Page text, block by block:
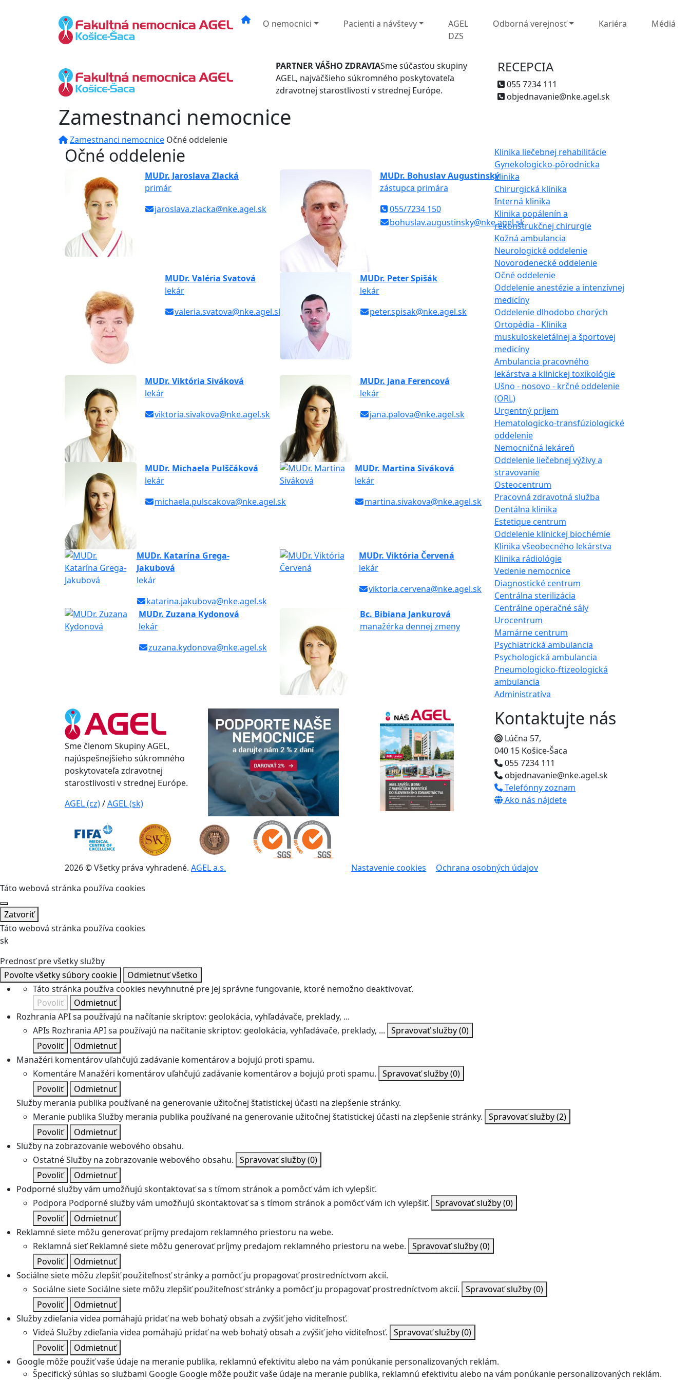
O nemocnici Pacienti a návštevy
AGEL
DZS
Odborná verejnosť Kariéra Médiá
PARTNER VÁŠHO ZDRAVIASme súčasťou skupiny
AGEL, najväčšieho súkromného poskytovateľa
zdravotnej starostlivosti v strednej Európe.
RECEPCIA
055 7234 111
objednavanie@nke.agel.sk
Zamestnanci nemocnice
Zamestnanci nemocnice Očné oddelenie
Očné oddelenie
MUDr. Jaroslava Zlacká
primár
jaroslava.zlacka@nke.agel.sk
MUDr. Bohuslav Augustinský
zástupca primára
055/7234 150
bohuslav.augustinsky@nke.agel.sk
MUDr. Valéria Svatová
lekár
valeria.svatova@nke.agel.sk
MUDr. Peter Spišák
lekár
peter.spisak@nke.agel.sk
MUDr. Viktória Siváková
lekár
viktoria.sivakova@nke.agel.sk
MUDr. Jana Ferencová
lekár
jana.palova@nke.agel.sk
MUDr. Michaela Pulščáková
lekár
michaela.pulscakova@nke.agel.sk
MUDr. Martina Siváková
lekár
martina.sivakova@nke.agel.sk
MUDr. Katarína Grega-
Jakubová
lekár
katarina.jakubova@nke.agel.sk
MUDr. Viktória Červená
lekár
viktoria.cervena@nke.agel.sk
MUDr. Zuzana Kydonová
lekár
zuzana.kydonova@nke.agel.sk
Bc. Bibiana Jankurová
manažérka dennej zmeny
Klinika liečebnej rehabilitácie
Gynekologicko-pôrodnícka
klinika
Chirurgická klinika
Interná klinika
Klinika popálenín a
rekonštrukčnej chirurgie
Kožná ambulancia
Neurologické oddelenie
Novorodenecké oddelenie
Očné oddelenie
Oddelenie anestézie a intenzívnej
medicíny
Oddelenie dlhodobo chorých
Ortopédia - Klinika
muskuloskeletálnej a športovej
medicíny
Ambulancia pracovného
lekárstva a klinickej toxikológie
Ušno - nosovo - krčné oddelenie
(ORL)
Urgentný príjem
Hematologicko-transfúziologické
oddelenie
Nemocničná lekáreň
Oddelenie liečebnej výživy a
stravovanie
Osteocentrum
Pracovná zdravotná služba
Dentálna klinika
Estetique centrum
Oddelenie klinickej biochémie
Klinika všeobecného lekárstva
Klinika rádiológie
Vedenie nemocnice
Diagnostické centrum
Centrálna sterilizácia
Centrálne operačné sály
Urocentrum
Mamárne centrum
Psychiatrická ambulancia
Psychologická ambulancia
Pneumologicko-ftizeologická
ambulancia
Administratíva
Sme členom Skupiny AGEL,
najúspešnejšieho súkromného
poskytovateľa zdravotnej
starostlivosti v strednej Európe.
AGEL (cz)/AGEL (sk)
Kontaktujte nás
Lúčna 57,
040 15 Košice-Šaca
055 7234 111
objednavanie@nke.agel.sk
Telefónny zoznam
Ako nás nájdete
2026 © Všetky práva vyhradené. AGEL a.s. Nastavenie cookies
Ochrana osobných údajov
Táto webová stránka používa cookies
Zatvoriť
Táto webová stránka používa cookies
sk
Prednosť pre všetky služby
Povoľte všetky súbory cookie
Odmietnuť všetko
Táto stránka používa cookies nevyhnutné pre jej správne fungovanie, ktoré nemožno deaktivovať.
Povoliť
Odmietnuť
Rozhrania API sa používajú na načítanie skriptov: geolokácia, vyhľadávače, preklady, ...
APIs Rozhrania API sa používajú na načítanie skriptov: geolokácia, vyhľadávače, preklady, ... Spravovať služby(0)
Povoliť
Odmietnuť
Manažéri komentárov uľahčujú zadávanie komentárov a bojujú proti spamu.
Komentáre Manažéri komentárov uľahčujú zadávanie komentárov a bojujú proti spamu. Spravovať služby(0)
Povoliť
Odmietnuť
Služby merania publika používané na generovanie užitočnej štatistickej účasti na zlepšenie stránky.
Meranie publika Služby merania publika používané na generovanie užitočnej štatistickej účasti na zlepšenie stránky. Spravovať služby(2)
Povoliť
Odmietnuť
Služby na zobrazovanie webového obsahu.
OstatnéSlužby na zobrazovanie webového obsahu. Spravovať služby(0)
Povoliť
Odmietnuť
Podporné služby vám umožňujú skontaktovať sa s tímom stránok a pomôcť vám ich vylepšiť.
Podpora Podporné služby vám umožňujú skontaktovať sa s tímom stránok a pomôcť vám ich vylepšiť. Spravovať služby(0)
Povoliť
Odmietnuť
Reklamné siete môžu generovať príjmy predajom reklamného priestoru na webe.
Reklamná sieť Reklamné siete môžu generovať príjmy predajom reklamného priestoru na webe. Spravovať služby(0)
Povoliť
Odmietnuť
Sociálne siete môžu zlepšiť použiteľnosť stránky a pomôcť ju propagovať prostredníctvom akcií.
Sociálne sieteSociálne siete môžu zlepšiť použiteľnosť stránky a pomôcť ju propagovať prostredníctvom akcií. Spravovať služby(0)
Povoliť
Odmietnuť
Služby zdieľania videa pomáhajú pridať na web bohatý obsah a zvýšiť jeho viditeľnosť.
Videá Služby zdieľania videa pomáhajú pridať na web bohatý obsah a zvýšiť jeho viditeľnosť. Spravovať služby(0)
Povoliť
Odmietnuť
Google môže použiť vaše údaje na meranie publika, reklamnú efektivitu alebo na vám ponúkanie personalizovaných reklám.
Špecifický súhlas so službami Google Google môže použiť vaše údaje na meranie publika, reklamnú efektivitu alebo na vám ponúkanie personalizovaných reklám.